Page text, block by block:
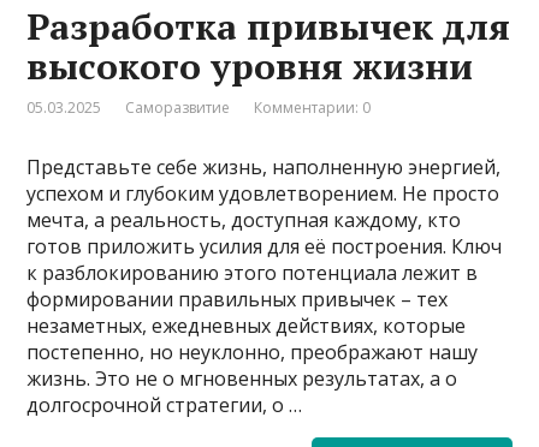
Разработка привычек для
высокого уровня жизни
05.03.2025 Саморазвитие Комментарии: 0
Представьте себе жизнь, наполненную энергией,
успехом и глубоким удовлетворением. Не просто
мечта, а реальность, доступная каждому, кто
готов приложить усилия для её построения. Ключ
к разблокированию этого потенциала лежит в
формировании правильных привычек – тех
незаметных, ежедневных действиях, которые
постепенно, но неуклонно, преображают нашу
жизнь. Это не о мгновенных результатах, а о
долгосрочной стратегии, о …